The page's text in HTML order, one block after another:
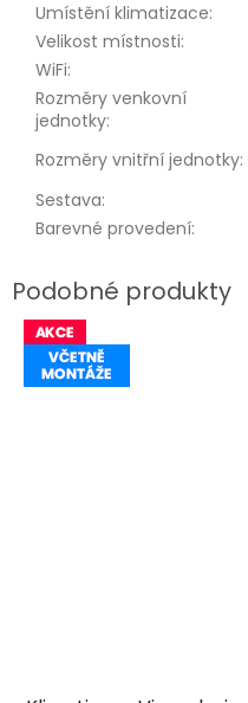
Umístění klimatizace:
Velikost místnosti:
WiFi:
Rozměry venkovní
jednotky:
Rozměry vnitřní jednotky:
Sestava:
Barevné provedení: